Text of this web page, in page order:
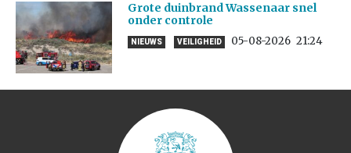
Grote duinbrand Wassenaar snel
onder controle
NIEUWS VEILIGHEID 05-08-2026 21:24